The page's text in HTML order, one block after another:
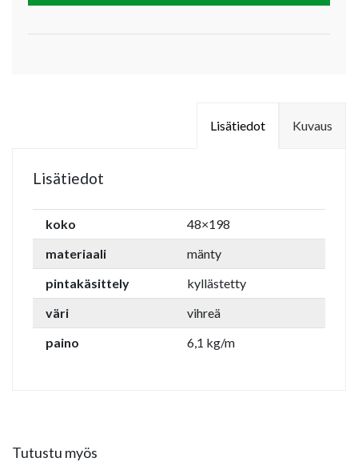
Kuvaus
Lisätiedot
Lisätiedot
koko
48×198
materiaali
mänty
pintakäsittely
kyllästetty
väri
vihreä
paino
6,1 kg/m
Tutustu myös